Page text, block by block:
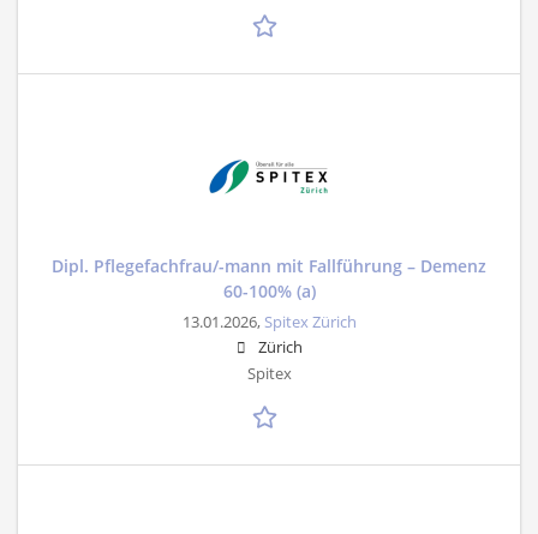
Dipl. Pflegefachfrau/-mann mit Fallführung – Demenz
60-100% (a)
13.01.2026, Spitex Zürich
Zürich
Spitex